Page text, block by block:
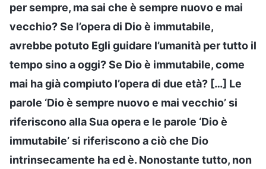
per sempre, ma sai che è sempre nuovo e mai
vecchio? Se l’opera di Dio è immutabile,
avrebbe potuto Egli guidare l’umanità per tutto il
tempo sino a oggi? Se Dio è immutabile, come
mai ha già compiuto l’opera di due età? […] Le
parole ‘Dio è sempre nuovo e mai vecchio’ si
riferiscono alla Sua opera e le parole ‘Dio è
immutabile’ si riferiscono a ciò che Dio
intrinsecamente ha ed è. Nonostante tutto, non